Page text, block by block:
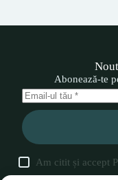
Abonează-te
Am citit și accept